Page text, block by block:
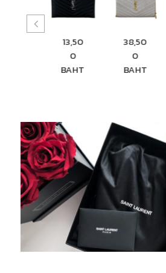
13,50
0
BAHT
38,50
0
BAHT